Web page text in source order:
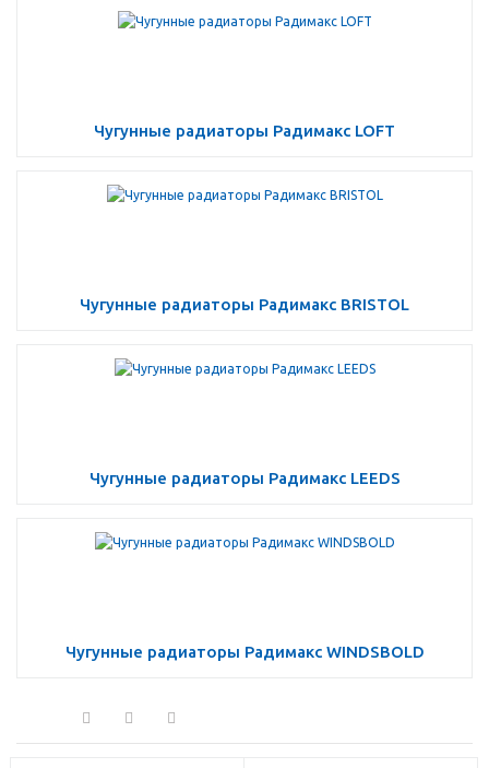
Чугунные радиаторы Радимакс LOFT
Чугунные радиаторы Радимакс BRISTOL
Чугунные радиаторы Радимакс LEEDS
Чугунные радиаторы Радимакс WINDSBOLD